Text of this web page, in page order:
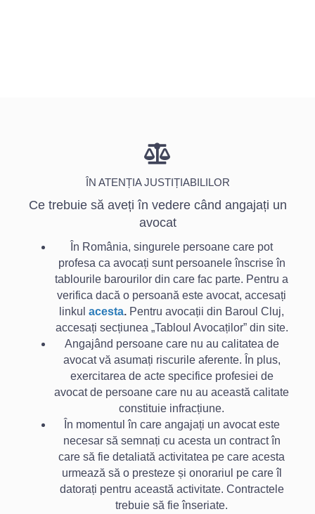
ÎN ATENȚIA JUSTIȚIABILILOR
Ce trebuie să aveți în vedere când angajați un
avocat
În România, singurele persoane care pot
profesa ca avocați sunt persoanele înscrise în
tablourile barourilor din care fac parte. Pentru a
verifica dacă o persoană este avocat, accesați
linkul acesta. Pentru avocații din Baroul Cluj,
accesați secțiunea „Tabloul Avocaților” din site.
Angajând persoane care nu au calitatea de
avocat vă asumați riscurile aferente. În plus,
exercitarea de acte specifice profesiei de
avocat de persoane care nu au această calitate
constituie infracțiune.
În momentul în care angajați un avocat este
necesar să semnați cu acesta un contract în
care să fie detaliată activitatea pe care acesta
urmează să o presteze și onorariul pe care îl
datorați pentru această activitate. Contractele
trebuie să fie înseriate.